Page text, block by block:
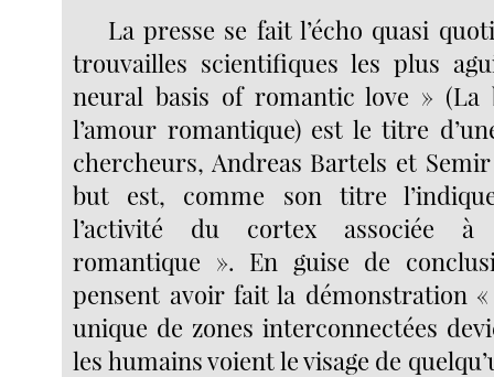
La presse se fait l’écho quasi
trouvailles scientifiques les plus
neural basis of romantic love » (La
l’amour romantique) est le titre
chercheurs, Andreas Bartels et
but est, comme son titre
l’activité du cortex associée à
romantique ». En guise de
pensent avoir fait la démonstration «
unique de zones interconnectées
les humains voient le visage de